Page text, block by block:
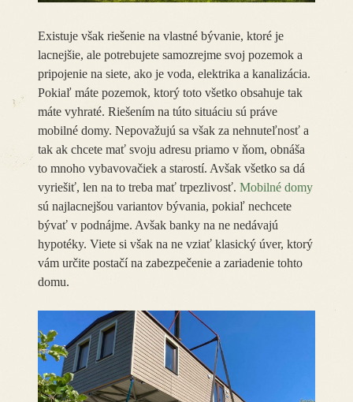
Existuje však riešenie na vlastné bývanie, ktoré je
lacnejšie, ale potrebujete samozrejme svoj pozemok a
pripojenie na siete, ako je voda, elektrika a kanalizácia.
Pokiaľ máte pozemok, ktorý toto všetko obsahuje tak
máte vyhraté. Riešením na túto situáciu sú práve
mobilné domy. Nepovažujú sa však za nehnuteľnosť a
tak ak chcete mať svoju adresu priamo v ňom, obnáša
to mnoho vybavovačiek a starostí. Avšak všetko sa dá
vyriešiť, len na to treba mať trpezlivosť. Mobilné domy
sú najlacnejšou variantov bývania, pokiaľ nechcete
bývať v podnájme. Avšak banky na ne nedávajú
hypotéky. Viete si však na ne vziať klasický úver, ktorý
vám určite postačí na zabezpečenie a zariadenie tohto
domu.